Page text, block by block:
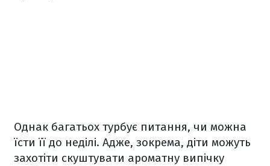
Однак багатьох турбує питання, чи можна
їсти її до неділі. Адже, зокрема, діти можуть
захотіти скуштувати ароматну випічку